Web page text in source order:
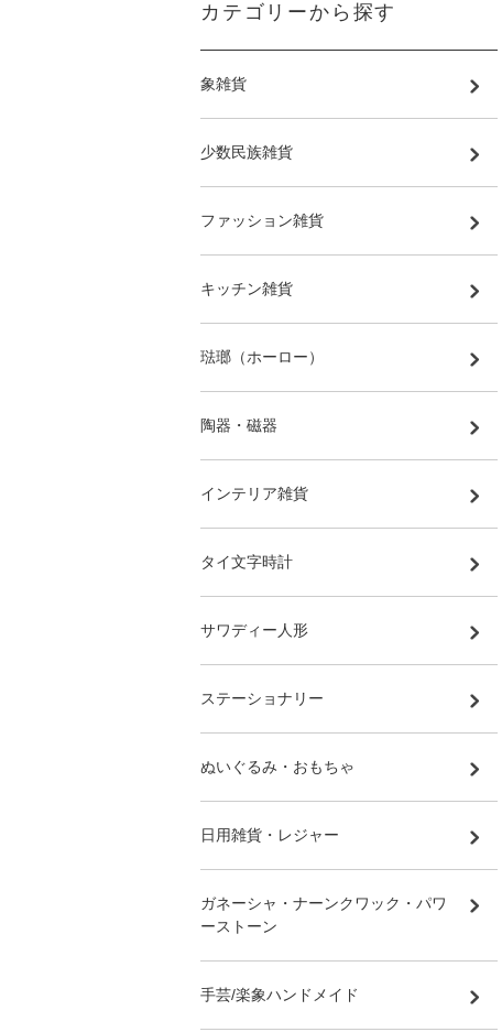
カテゴリーから探す
象雑貨
少数民族雑貨
ファッション雑貨
キッチン雑貨
琺瑯（ホーロー）
陶器・磁器
インテリア雑貨
タイ文字時計
サワディー人形
ステーショナリー
ぬいぐるみ・おもちゃ
日用雑貨・レジャー
ガネーシャ・ナーンクワック・パワ
ーストーン
手芸/楽象ハンドメイド